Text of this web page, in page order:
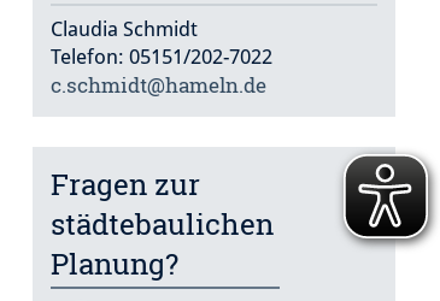
Claudia Schmidt
Telefon: 05151/202-7022
c.schmidt@hameln.de
Fragen zur
städtebaulichen
Planung?